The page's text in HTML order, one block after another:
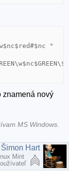
"
znamená nový
MS Windows.
Šimon Hart
Mint